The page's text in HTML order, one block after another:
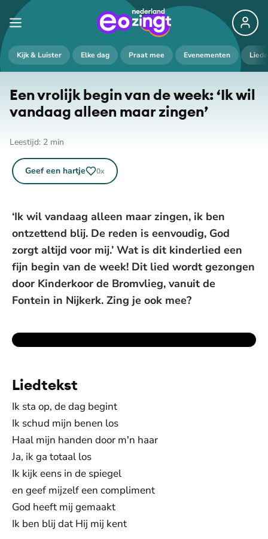
Kijk & Luister Elke dag Praat mee Evenementen
Een vrolijk begin van de week: ‘Ik wil
vandaag alleen maar zingen’
Leestijd: 2 min
Geef een hartje 0x
‘Ik wil vandaag alleen maar zingen, ik ben
ontzettend blij. De reden is eenvoudig, God
zorgt altijd voor mij.’ Wat is dit kinderlied een
fijn begin van de week! Dit lied wordt gezongen
door Kinderkoor de Bromvlieg, vanuit de
Fontein in Nijkerk. Zing je ook mee?
Liedtekst
Ik sta op, de dag begint
Ik schud mijn benen los
Haal mijn handen door m'n haar
Ja, ik ga totaal los
Ik kijk eens in de spiegel
en geef mijzelf een compliment
God heeft mij gemaakt
Ik ben blij dat Hij mij kent